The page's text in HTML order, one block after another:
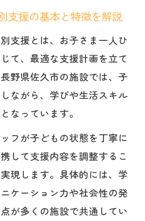
の個別支援とは
ビスで実現する寄り添い
つ個別支援の実践ポイン
ビス個別支援の現場の流
支援の基本と特徴を解説
支援とは、お子さま一人ひ
て、最適な支援計画を立て
野県佐久市の施設では、子
ながら、学びや生活スキル
なっています。
フが子どもの状態を丁寧に
して支援内容を調整するこ
現します。具体的には、学
ケーション力や社会性の発
が多くの施設で共通してい